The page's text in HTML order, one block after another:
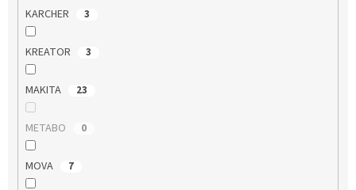
KARCHER 3
KREATOR 3
MAKITA 23
METABO 0
MOVA 7